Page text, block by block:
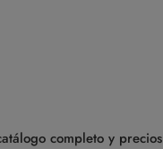
completo y precios